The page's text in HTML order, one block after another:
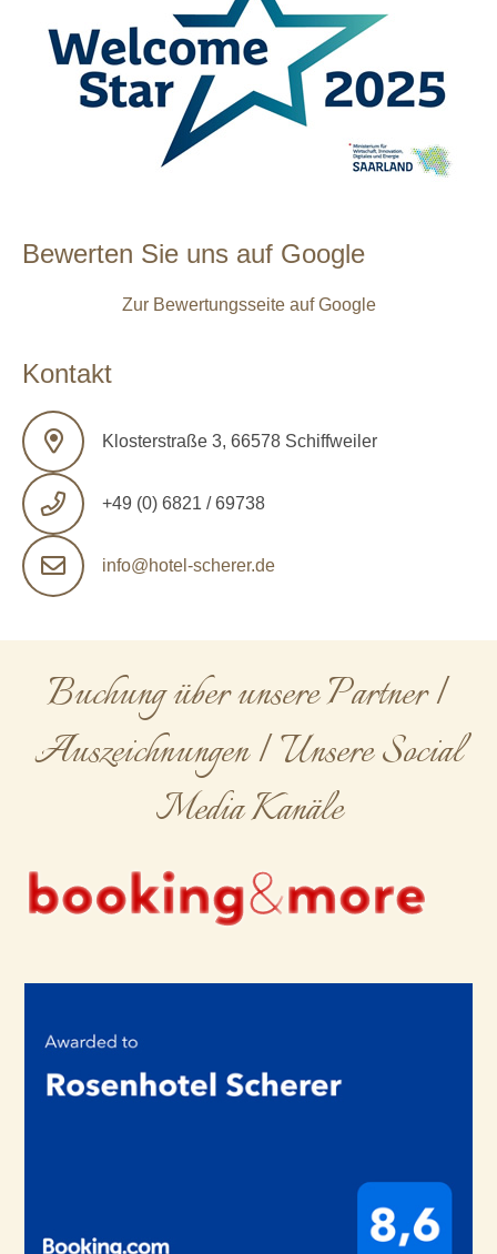
Bewerten Sie uns auf Google
Zur Bewertungsseite auf Google
Kontakt
Klosterstraße 3, 66578 Schiffweiler
+49 (0) 6821 / 69738
info@hotel-scherer.de
Buchung über unsere Partner |
Auszeichnungen | Unsere Social
Media Kanäle